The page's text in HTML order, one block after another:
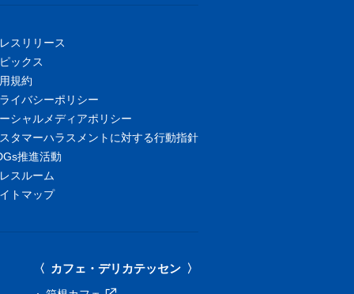
スリリース
ックス
規約
イバシーポリシー
シャルメディアポリシー
タマーハラスメントに対する行動指針
推進活動
スルーム
トマップ
カフェ・デリカテッセン